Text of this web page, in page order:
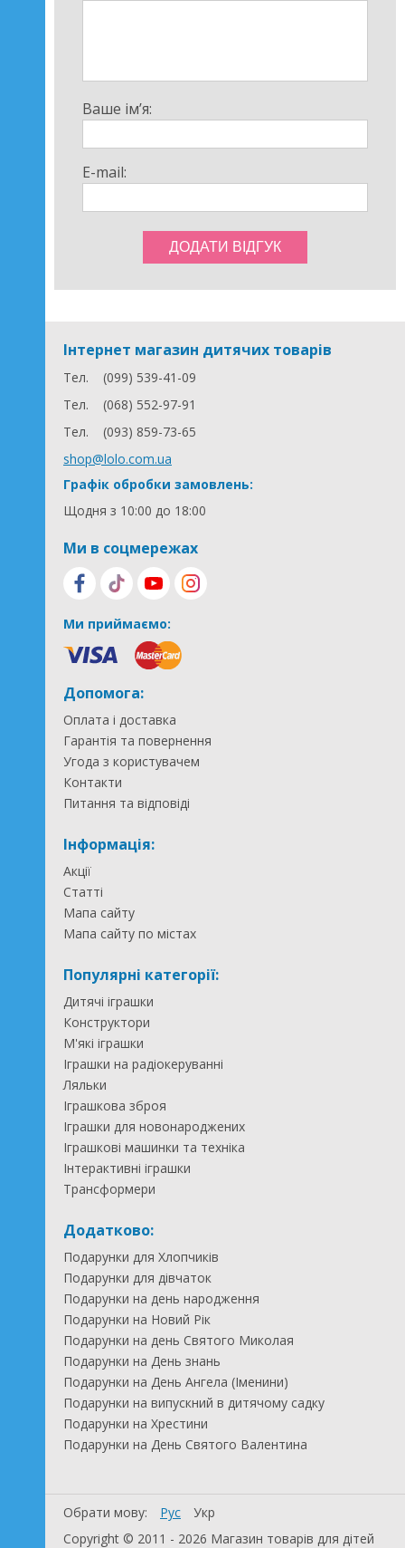
Ваше ім’я:
E-mail:
Інтернет магазин дитячих товарів
Тел.
(099) 539-41-09
Тел.
(068) 552-97-91
Тел.
(093) 859-73-65
shop@lolo.com.ua
Графік обробки замовлень:
Щодня з 10:00 до 18:00
Ми в соцмережах
Ми приймаємо:
Допомога:
Оплата і доставка
Гарантія та повернення
Угода з користувачем
Контакти
Питання та відповіді
Інформація:
Акції
Статті
Мапа сайту
Мапа сайту по містах
Популярні категорії:
Дитячі іграшки
Конструктори
М'які іграшки
Іграшки на радіокеруванні
Ляльки
Іграшкова зброя
Іграшки для новонароджених
Іграшкові машинки та техніка
Інтерактивні іграшки
Трансформери
Додатково:
Подарунки для Хлопчиків
Подарунки для дівчаток
Подарунки на день народження
Подарунки на Новий Рік
Подарунки на день Святого Миколая
Подарунки на День знань
Подарунки на День Ангела (Іменини)
Подарунки на випускний в дитячому садку
Подарунки на Хрестини
Подарунки на День Святого Валентина
Обрати мову: Рус
Укр
Copyright © 2011 - 2026 Магазин товарів для дітей